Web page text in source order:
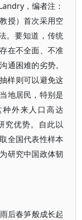
，编者注：
授）首次采用空
。要知道，传统
在不全面、不准
通困难的劣势。
样则可以避免这
地居民，特别是
外来人口高达
究优势。自此以
全国代表性样本
研究中国政体韧
后春笋般成长起